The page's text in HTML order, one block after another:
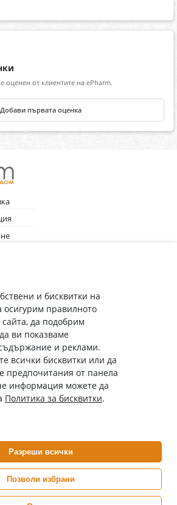
оценен от клиентите на ePharm.
Добави първата оценка
бюлетин
сПолитиката за лични данни.
от аптеки „Ванчева“
лицензирана онлайн аптека от
Агенция по Лекарствата
и бисквитки на
осигурим правилното
да подобрим
ви показваме
и реклами.
всички бисквитки или да
предпочитания от панела
информация можете да
Политика за бисквитки.
Разреши всички
Позволи избрани